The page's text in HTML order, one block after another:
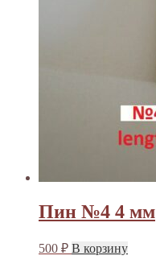
Пин №4 4 мм
500 ₽ В корзину